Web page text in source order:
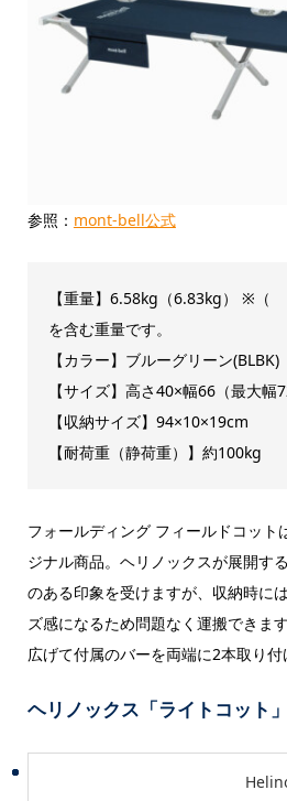
参照： mont-bell公式
【重量】6.58kg（6.83kg） ※（
を含む重量です。
【カラー】ブルーグリーン(BLBK)
【サイズ】高さ40×幅66（最大
【収納サイズ】94×10×19cm
【耐荷重（静荷重）】約100kg
フォールディング フィールドコット
ジナル商品。ヘリノックスが展開す
のある印象を受けますが、収納時に
ズ感になるため問題なく運搬できま
広げて付属のバーを両端に2本取り付
ヘリノックス「ライトコット」